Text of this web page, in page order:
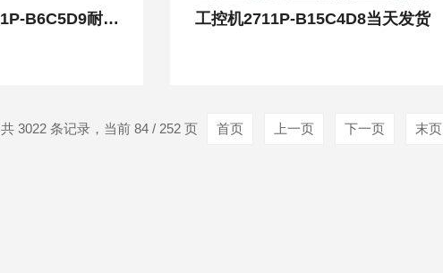
PLC编程软件2711P-B6C5D9耐用性强 工控机2711P-B15C4D8当天发货
共 3022 条记录，当前 84 / 252 页 首页 上一页 下一页 末页